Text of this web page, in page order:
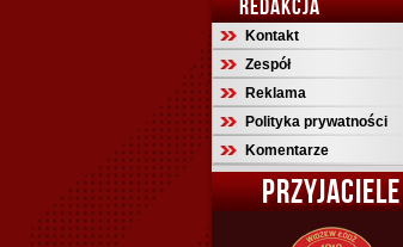
REDAKCJA
Kontakt
Zespół
Reklama
Polityka prywatności
Komentarze
PRZYJACIELE